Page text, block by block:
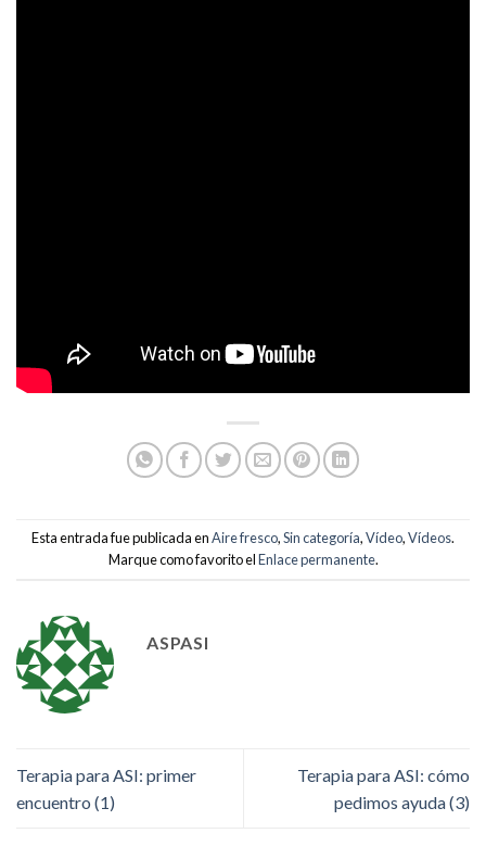
Esta entrada fue publicada enAire fresco,Sin categoría,Vídeo,Vídeos.
Marque como favorito elEnlace permanente.
ASPASI
Terapia para ASI: primer
encuentro (1)
Terapia para ASI: cómo
pedimos ayuda (3)